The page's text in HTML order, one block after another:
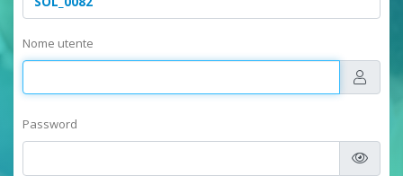
Nome utente
Password